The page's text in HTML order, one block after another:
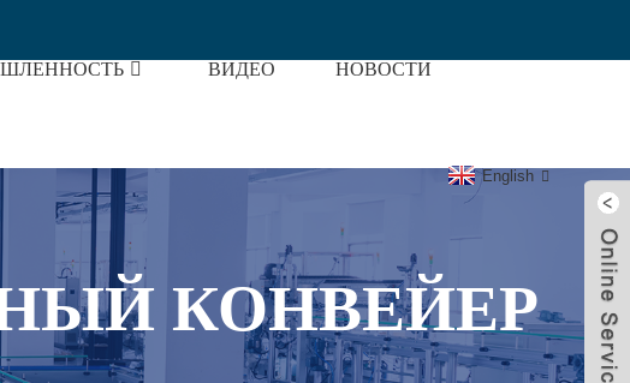
ВИДЕО НОВОСТИ
English
КОНВЕЙЕР